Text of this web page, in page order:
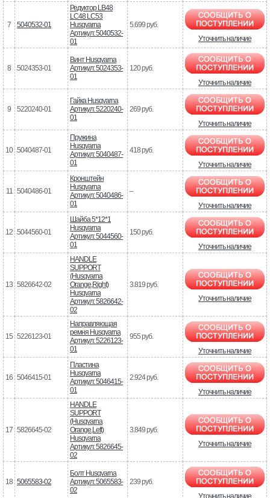
7 5040532-01
Редуктор LB48
LC48 LC53
Husqvarna
Артикул: 5040532-
01
5.699 руб.
Уточнить наличие
8 5024353-01
Винт Husqvarna
Артикул: 5024353-
01
120 руб.
Уточнить наличие
9 5220240-01
Гайка Husqvarna
Артикул: 5220240-
01
269 руб.
Уточнить наличие
10 5040487-01
Пружина
Husqvarna
Артикул: 5040487-
01
418 руб.
Уточнить наличие
11 5040486-01
Кронштейн
Husqvarna
Артикул: 5040486-
01
–
Уточнить наличие
12 5044560-01
Шайба 5*12*1
Husqvarna
Артикул: 5044560-
01
150 руб.
Уточнить наличие
13 5826642-02
HANDLE
SUPPORT
(Husqvarna
Orange,Right)
Husqvarna
Артикул: 5826642-
02
3.819 руб.
Уточнить наличие
15 5226123-01
Направляющая
ремня Husqvarna
Артикул: 5226123-
01
955 руб.
Уточнить наличие
16 5046415-01
Пластина
Husqvarna
Артикул: 5046415-
01
2.924 руб.
Уточнить наличие
17 5826645-02
HANDLE
SUPPORT
(Husqvarna
Orange,Left)
Husqvarna
Артикул: 5826645-
02
3.849 руб.
Уточнить наличие
18 5065583-02
Болт Husqvarna
Артикул: 5065583-
02
239 руб.
Уточнить наличие